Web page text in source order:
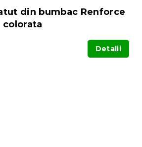
din bumbac Renforce
colorata
Detalii